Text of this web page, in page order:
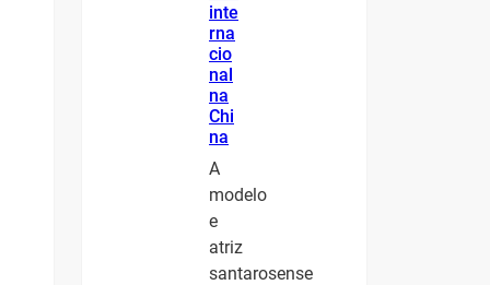
inte
rna
cio
nal
na
Chi
na
A
modelo
e
atriz
santarosense